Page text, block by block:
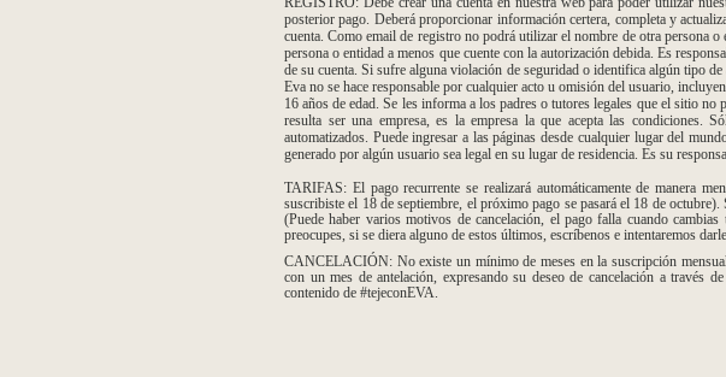
posterior pago. Deberá proporcionar información certera, completa y
cuenta. Como email de registro no podrá utilizar el nombre de otra persona
persona o entidad a menos que cuente con la autorización debida. Es
de su cuenta. Si sufre alguna violación de seguridad o identifica algún tipo
Eva no se hace responsable por cualquier acto u omisión del usuario,
16 años de edad. Se les informa a los padres o tutores legales que el sitio
resulta ser una empresa, es la empresa la que acepta las condiciones.
automatizados. Puede ingresar a las páginas desde cualquier lugar del
generado por algún usuario sea legal en su lugar de residencia. Es su
TARIFAS: El pago recurrente se realizará automáticamente de manera
suscribiste el 18 de septiembre, el próximo pago se pasará el 18 de
(Puede haber varios motivos de cancelación, el pago falla cuando
preocupes, si se diera alguno de estos últimos, escríbenos e intentaremos
CANCELACIÓN: No existe un mínimo de meses en la suscripción
con un mes de antelación, expresando su deseo de cancelación a través
contenido de #tejeconEVA.